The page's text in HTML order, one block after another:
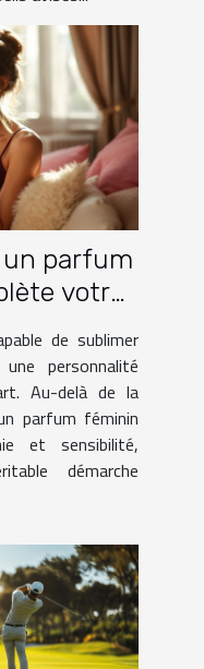
parfum
votre
?
de sublimer
personnalité
Au-delà de la
parfum féminin
et sensibilité,
démarche